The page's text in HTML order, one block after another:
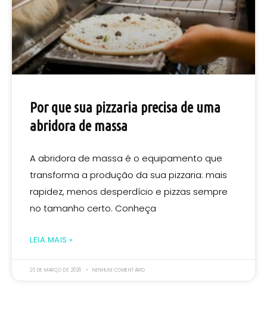
Por que sua pizzaria precisa de uma
abridora de massa
A abridora de massa é o equipamento que
transforma a produção da sua pizzaria: mais
rapidez, menos desperdício e pizzas sempre
no tamanho certo. Conheça
LEIA MAIS »
20 DE MARÇO DE 2026 NENHUM COMENTÁRIO